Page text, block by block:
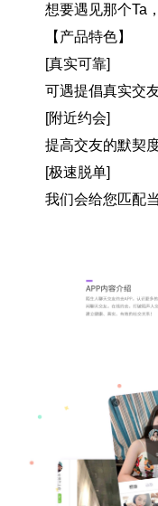
想要遇见那个Ta
【产品特色】
[真实可靠]
可遇提倡真实交
[附近约会]
提高交友的默契
[极速脱单]
我们会给您匹配